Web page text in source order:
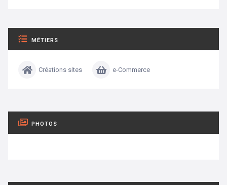
MÉTIERS
Créations sites e-Commerce
PHOTOS